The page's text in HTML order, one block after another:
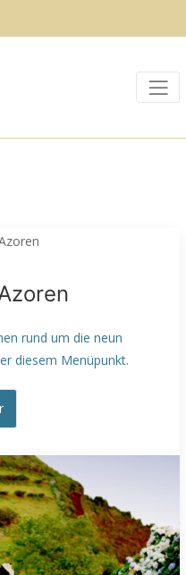
rund um die neun
diesem Menüpunkt.